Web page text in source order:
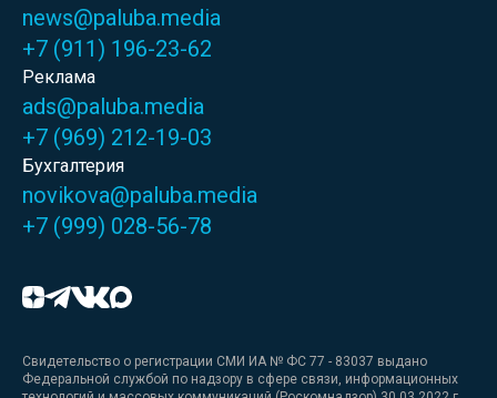
news@paluba.media
+7 (911) 196-23-62
Реклама
ads@paluba.media
+7 (969) 212-19-03
Бухгалтерия
novikova@paluba.media
+7 (999) 028-56-78
Свидетельство о регистрации СМИ ИА № ФС 77 - 83037 выдано
Федеральной службой по надзору в сфере связи, информационных